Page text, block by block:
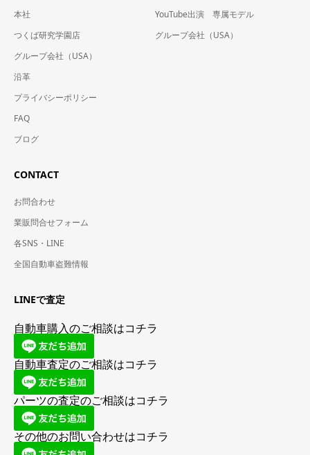
本社
つくば研究学園店
グループ会社（USA）
沿革
プライバシーポリシー
FAQ
ブログ
YouTube出演 専属モデル
グループ会社（USA）
CONTACT
お問合わせ
業販問合せフォーム
各SNS・LINE
全国自動車盗難情報
LINEで査定
自動車購入のご相談はコチラ
自動車査定のご相談はコチラ
パーツの査定のご相談はコチラ
その他のお問い合わせはコチラ